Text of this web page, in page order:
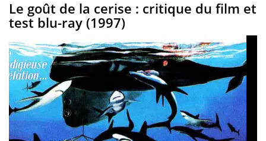
Le goût de la cerise : critique du film et
test blu-ray (1997)